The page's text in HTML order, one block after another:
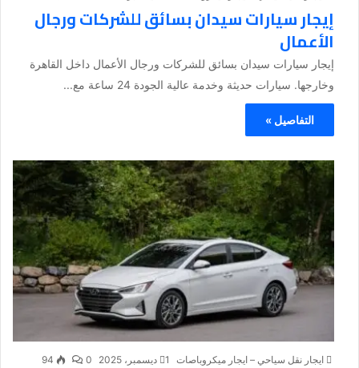
إيجار سيارات سيدان بسائق للشركات ورجال
الأعمال
إيجار سيارات سيدان بسائق للشركات ورجال الأعمال داخل القاهرة
وخارجها. سيارات حديثة وخدمة عالية الجودة 24 ساعة مع...
التفاصيل »
ايجار نقل سياحي – ايجار ميكروباصات 1 ديسمبر، 2025 0
94